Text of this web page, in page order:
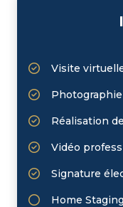
Visite
Réalisation
Vidéo
Signature
Home